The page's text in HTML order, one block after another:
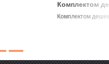
Комплектом
Комплектом